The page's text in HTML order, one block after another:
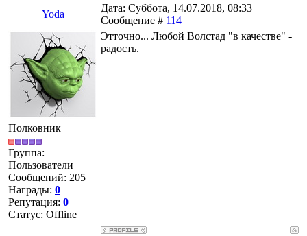
Yoda
Дата: Суббота, 14.07.2018, 08:33 |
Сообщение # 114
Полковник
Группа:
Пользователи
Сообщений: 205
Награды: 0
Репутация: 0
Статус: Offline
Этточно... Любой Волстад "в качестве" -
радость.